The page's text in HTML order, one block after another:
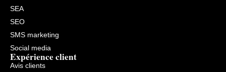
SEA
SEO
SMS marketing
Social media
Expérience client
Avis clients